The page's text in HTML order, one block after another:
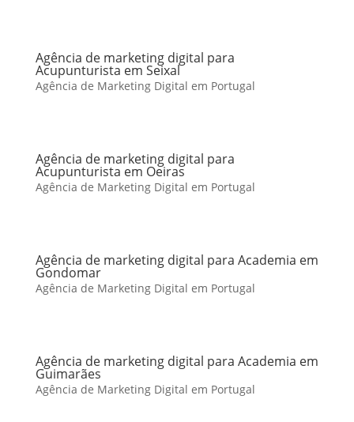
Agência de marketing digital para
Acupunturista em Seixal
Agência de Marketing Digital em Portugal
Agência de marketing digital para
Acupunturista em Oeiras
Agência de Marketing Digital em Portugal
Agência de marketing digital para Academia em
Gondomar
Agência de Marketing Digital em Portugal
Agência de marketing digital para Academia em
Guimarães
Agência de Marketing Digital em Portugal